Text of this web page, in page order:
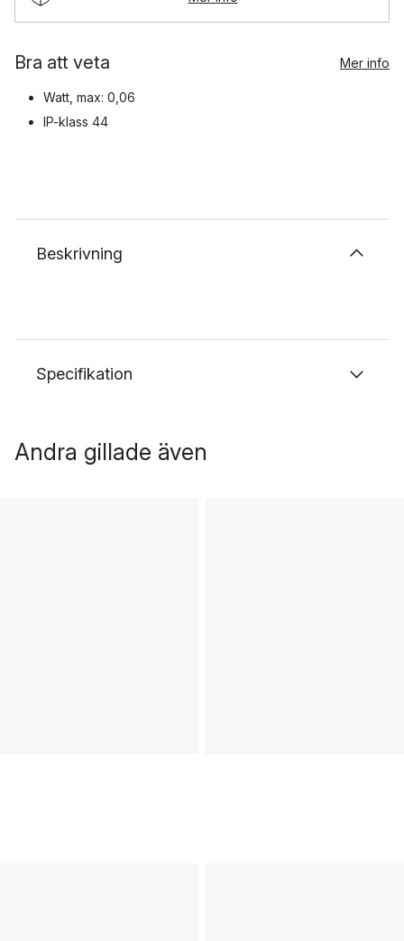
Bra att veta Mer info
Watt, max: 0,06
IP-klass 44
Beskrivning
Specifikation
Andra gillade även